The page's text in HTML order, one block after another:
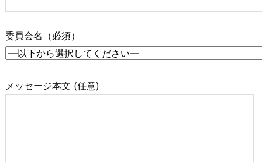
委員会名（必須）
メッセージ本文 (任意)